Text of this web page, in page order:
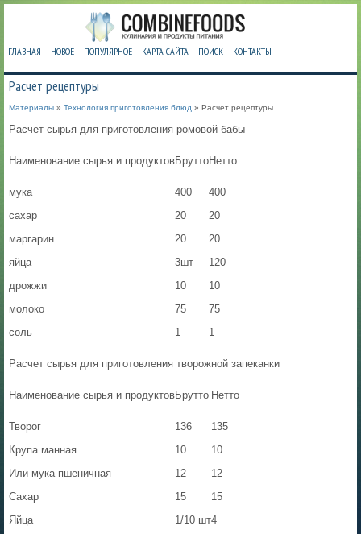
ГЛАВНАЯ НОВОЕ ПОПУЛЯРНОЕ КАРТА САЙТА ПОИСК КОНТАКТЫ
Расчет рецептуры
Материалы » Технология приготовления блюд » Расчет рецептуры
Расчет сырья для приготовления ромовой бабы
Наименование сырья и продуктовБруттоНетто
мука
сахар
маргарин
яйца
дрожжи
молоко
соль
400
20
20
3шт
10
75
1
400
20
20
120
10
75
1
Расчет сырья для приготовления творожной запеканки
Наименование сырья и продуктовБрутто Нетто
Творог
Крупа манная
Или мука пшеничная
Сахар
Яйца
136
10
12
15
1/10 шт
135
10
12
15
4